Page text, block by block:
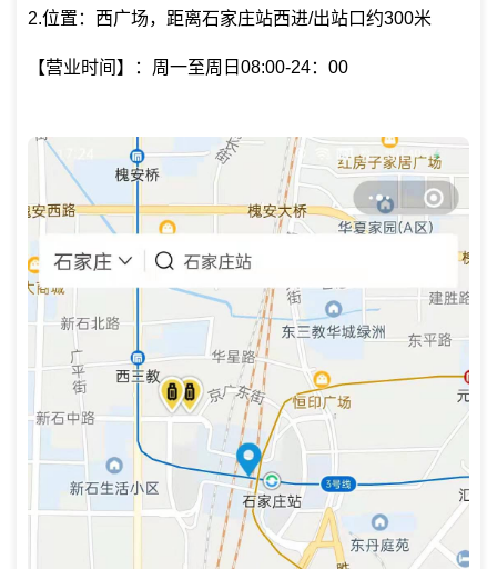
2.位置：西广场，距离石家庄站西进/出站口约300米
【营业时间】：周一至周日08:00-24：00